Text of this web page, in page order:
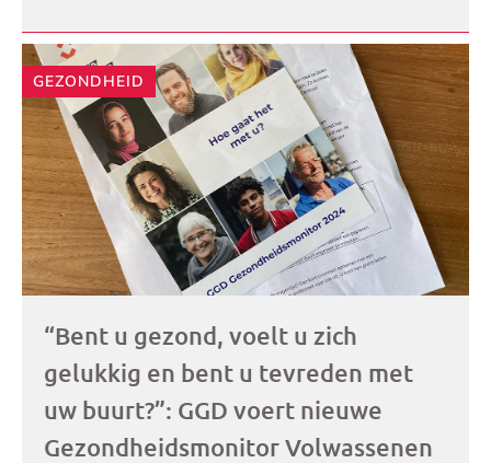
GEZONDHEID
“Bent u gezond, voelt u zich
gelukkig en bent u tevreden met
uw buurt?”: GGD voert nieuwe
Gezondheidsmonitor Volwassenen